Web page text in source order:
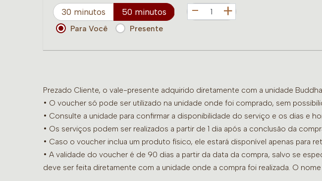
30 minutos 50 minutos +
Para Você Presente
Prezado Cliente, o vale-presente adquirido diretamente com a unidade
• O voucher só pode ser utilizado na unidade onde foi comprado, sem
• Consulte a unidade para confirmar a disponibilidade do serviço e os dias e
• Os serviços podem ser realizados a partir de 1 dia após a conclusão da
• Caso o voucher inclua um produto físico, ele estará disponível apenas para
• A validade do voucher é de 90 dias a partir da data da compra, salvo se
deve ser feita diretamente com a unidade onde a compra foi realizada. O